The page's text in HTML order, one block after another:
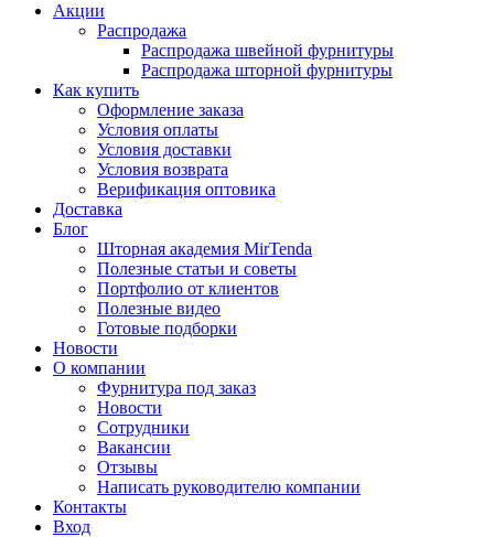
Акции
Распродажа
Распродажа швейной фурнитуры
Распродажа шторной фурнитуры
Как купить
Оформление заказа
Условия оплаты
Условия доставки
Условия возврата
Верификация оптовика
Доставка
Блог
Шторная академия MirTenda
Полезные статьи и советы
Портфолио от клиентов
Полезные видео
Готовые подборки
Новости
О компании
Фурнитура под заказ
Новости
Сотрудники
Вакансии
Отзывы
Написать руководителю компании
Контакты
Вход